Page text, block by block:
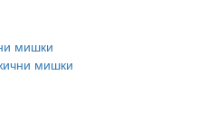
мишки
мишки